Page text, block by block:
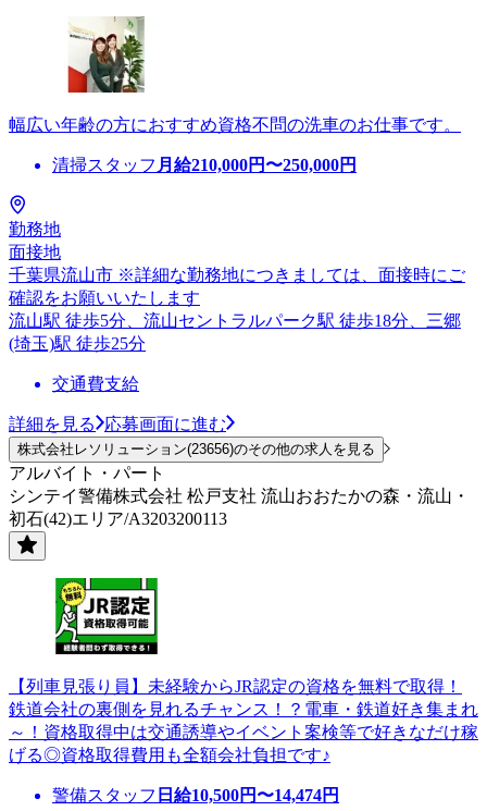
幅広い年齢の方におすすめ資格不問の洗車のお仕事です。
清掃スタッフ 月給210,000円〜250,000円
勤務地
面接地
千葉県流山市 ※詳細な勤務地につきましては、面接時にご
確認をお願いいたします
流山駅 徒歩5分、流山セントラルパーク駅 徒歩18分、三郷
(埼玉)駅 徒歩25分
交通費支給
詳細を見る 応募画面に進む
株式会社レソリューション(23656)のその他の求人を見る
アルバイト・パート
シンテイ警備株式会社 松戸支社 流山おおたかの森・流山・
初石(42)エリア/A3203200113
【列車見張り員】未経験からJR認定の資格を無料で取得！
鉄道会社の裏側を見れるチャンス！？電車・鉄道好き集まれ
～！資格取得中は交通誘導やイベント案検等で好きなだけ稼
げる◎資格取得費用も全額会社負担です♪
警備スタッフ 日給10,500円〜14,474円